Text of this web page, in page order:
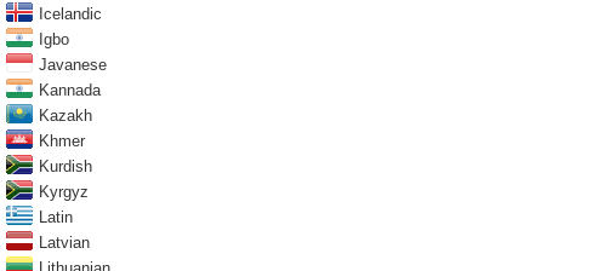
Icelandic
Igbo
Javanese
Kannada
Kazakh
Khmer
Kurdish
Kyrgyz
Latin
Latvian